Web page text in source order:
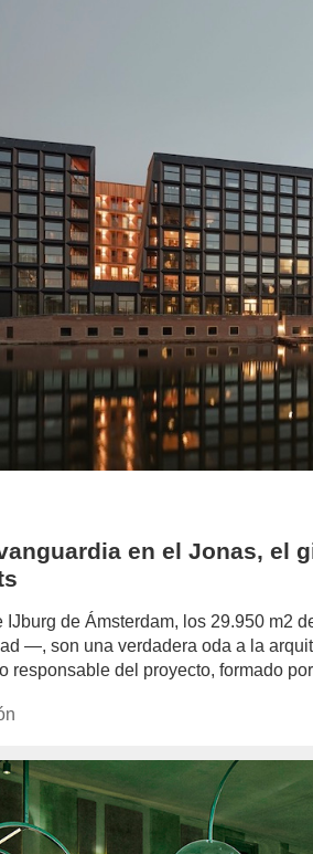
en el Jonas, el
IJburg de Ámsterdam, los 29.950 m2
—, son una verdadera oda a la
responsable del proyecto, formado
author/redaccion/